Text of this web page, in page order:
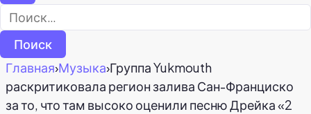
Найти:
Главная›Музыка›Группа Yukmouth
раскритиковала регион залива Сан-Франциско
за то, что там высоко оценили песню Дрейка «2